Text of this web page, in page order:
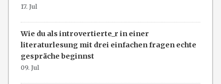
17. Jul
Wie du als introvertierte_r in einer
literaturlesung mit drei einfachen fragen echte
gespräche beginnst
09. Jul